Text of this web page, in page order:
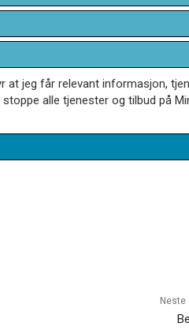
at jeg får relevant informasjon,
alle tjenester og tilbud på
Neste